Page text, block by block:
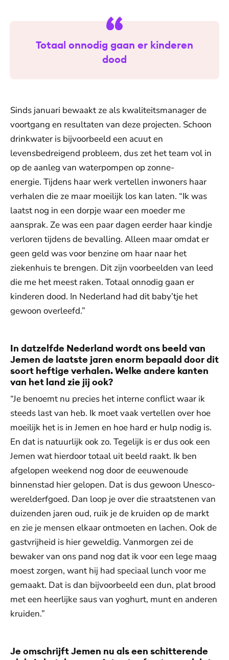
Totaal onnodig gaan er kinderen
dood
Sinds januari bewaakt ze als kwaliteitsmanager de
voortgang en resultaten van deze projecten. Schoon
drinkwater is bijvoorbeeld een acuut en
levensbedreigend probleem, dus zet het team vol in
op de aanleg van waterpompen op zonne-
energie. Tijdens haar werk vertellen inwoners haar
verhalen die ze maar moeilijk los kan laten. “Ik was
laatst nog in een dorpje waar een moeder me
aansprak. Ze was een paar dagen eerder haar kindje
verloren tijdens de bevalling. Alleen maar omdat er
geen geld was voor benzine om haar naar het
ziekenhuis te brengen. Dit zijn voorbeelden van leed
die me het meest raken. Totaal onnodig gaan er
kinderen dood. In Nederland had dit baby’tje het
gewoon overleefd.”
In datzelfde Nederland wordt ons beeld van
Jemen de laatste jaren enorm bepaald door dit
soort heftige verhalen. Welke andere kanten
van het land zie jij ook?
“Je benoemt nu precies het interne conflict waar ik
steeds last van heb. Ik moet vaak vertellen over hoe
moeilijk het is in Jemen en hoe hard er hulp nodig is.
En dat is natuurlijk ook zo. Tegelijk is er dus ook een
Jemen wat hierdoor totaal uit beeld raakt. Ik ben
afgelopen weekend nog door de eeuwenoude
binnenstad hier gelopen. Dat is dus gewoon Unesco-
werelderfgoed. Dan loop je over die straatstenen van
duizenden jaren oud, ruik je de kruiden op de markt
en zie je mensen elkaar ontmoeten en lachen. Ook de
gastvrijheid is hier geweldig. Vanmorgen zei de
bewaker van ons pand nog dat ik voor een lege maag
moest zorgen, want hij had speciaal lunch voor me
gemaakt. Dat is dan bijvoorbeeld een dun, plat brood
met een heerlijke saus van yoghurt, munt en anderen
kruiden.”
Je omschrijft Jemen nu als een schitterende